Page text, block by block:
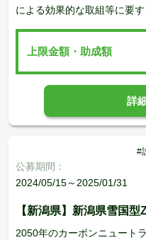
による効果的な取組等に要
上限金額・助成額
詳
#
公募期間：
2024/05/15～2025/01/31
【新潟県】新潟県雪国
2050年のカーボンニュート